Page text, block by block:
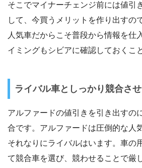
そこでマイナーチェンジ前には値引
して、今買うメリットを作り出すの
人気車だからこそ普段から情報を仕
イミングもシビアに確認しておくこ
ライバル車としっかり競合さ
アルファードの値引きを引き出すの
合です。アルファードは圧倒的な人
それなりにライバルはいます。車の
て競合車を選び、競わせることで厳